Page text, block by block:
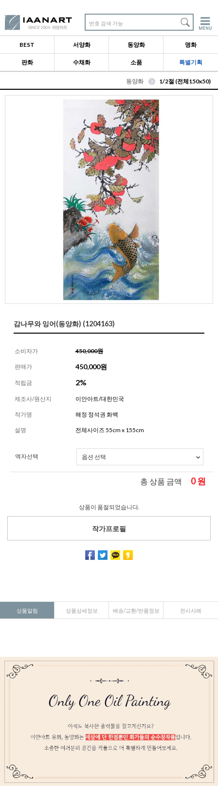
번호 검색 가능
BEST 서양화 동양화 명화
판화 수채화 소품 특별기획
동양화 1/2절 (전체150x50)
감나무와 잉어(동양화) (1204163)
소비자가 450,000원
판매가 450,000원
적립금 2%
제조사/원산지 이안아트/대한민국
작가명 해정 정석권 화백
설명 전체사이즈 55cm x 155cm
액자선택
총 상품 금액 0원
상품이 품절되었습니다.
작가프로필
상품알림 상품상세정보 배송/교환/반품정보 전시사례